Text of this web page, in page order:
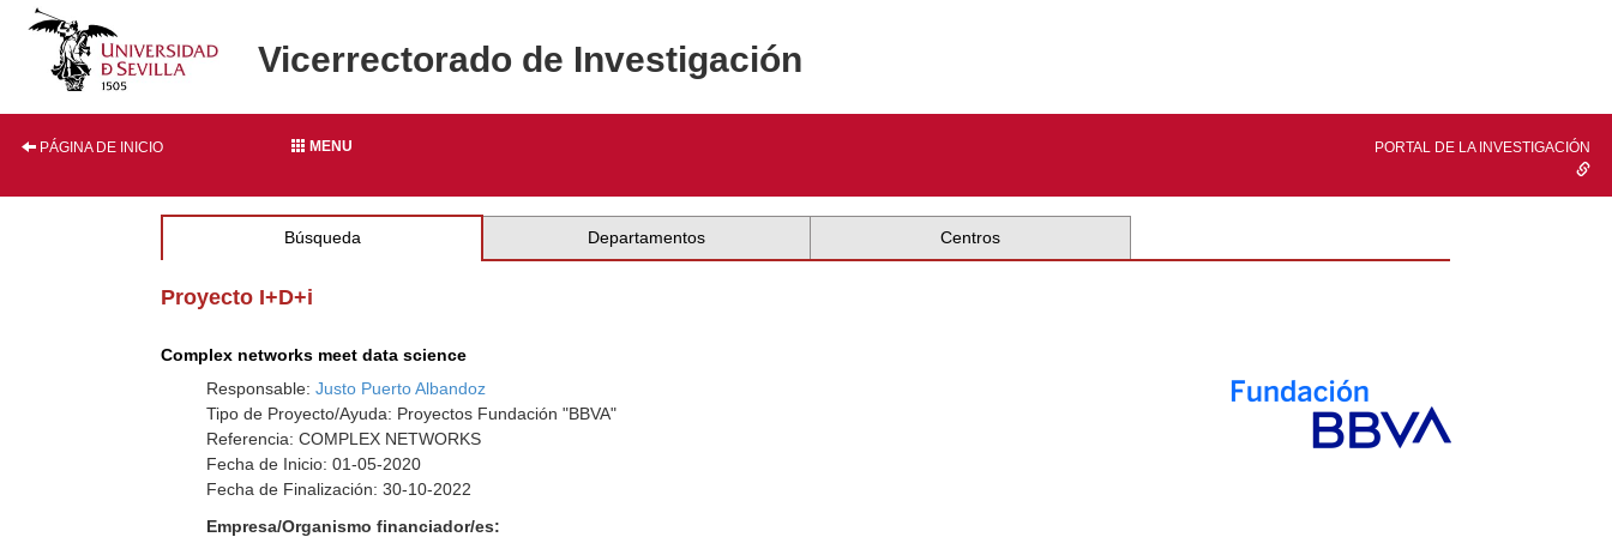
Vicerrectorado de Investigación
PÁGINA DE INICIO MENU PORTAL DE LA INVESTIGACIÓN
Búsqueda Departamentos Centros
Proyecto I+D+i
Complex networks meet data science
Responsable:Justo Puerto Albandoz
Tipo de Proyecto/Ayuda: Proyectos Fundación "BBVA"
Referencia: COMPLEX NETWORKS
Fecha de Inicio: 01-05-2020
Fecha de Finalización: 30-10-2022
Empresa/Organismo financiador/es: